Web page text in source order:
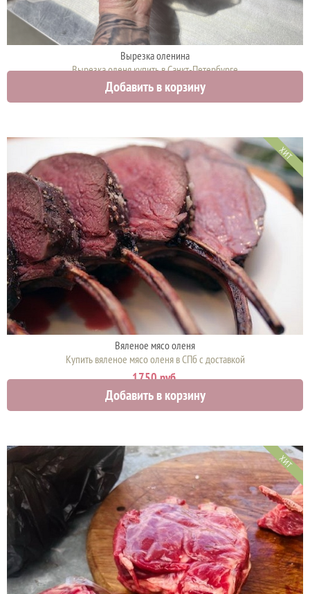
Вырезка оленина
Вырезка оленя купить в Санкт-Петербурге
4200 руб.
Добавить в корзину
ХИТ
Вяленое мясо оленя
Купить вяленое мясо оленя в СПб с доставкой
1750 руб.
Добавить в корзину
ХИТ